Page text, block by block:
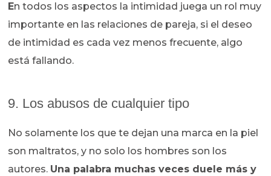
En todos los aspectos la intimidad juega un rol muy
importante en las relaciones de pareja, si el deseo
de intimidad es cada vez menos frecuente, algo
está fallando.
9. Los abusos de cualquier tipo
No solamente los que te dejan una marca en la piel
son maltratos, y no solo los hombres son los
autores. Una palabra muchas veces duele más y